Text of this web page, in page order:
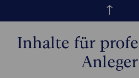
Inhalte für
Anleger